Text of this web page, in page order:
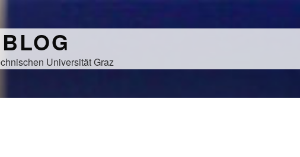
Universität Graz